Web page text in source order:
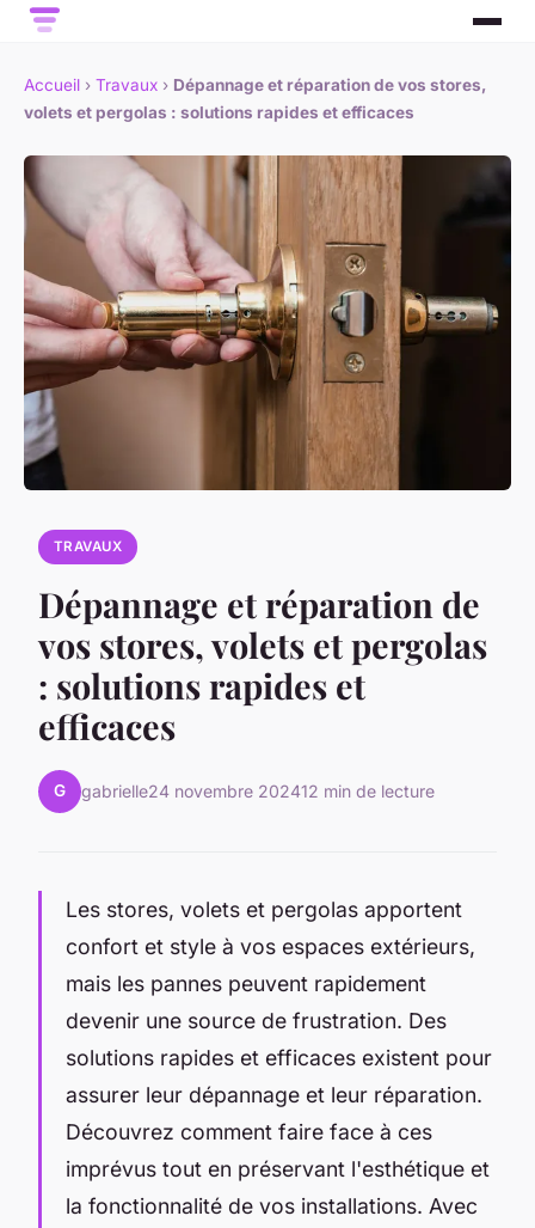
Accueil › Travaux › Dépannage et réparation de vos stores,
volets et pergolas : solutions rapides et efficaces
TRAVAUX
Dépannage et réparation de
vos stores, volets et pergolas
: solutions rapides et
efficaces
G gabrielle24 novembre 202412 min de lecture
Les stores, volets et pergolas apportent
confort et style à vos espaces extérieurs,
mais les pannes peuvent rapidement
devenir une source de frustration. Des
solutions rapides et efficaces existent pour
assurer leur dépannage et leur réparation.
Découvrez comment faire face à ces
imprévus tout en préservant l'esthétique et
la fonctionnalité de vos installations. Avec